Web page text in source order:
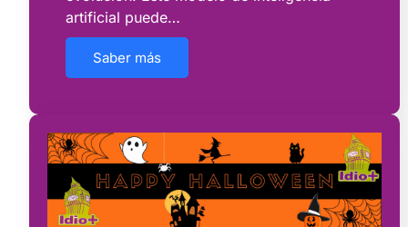
artificial puede…
Saber más